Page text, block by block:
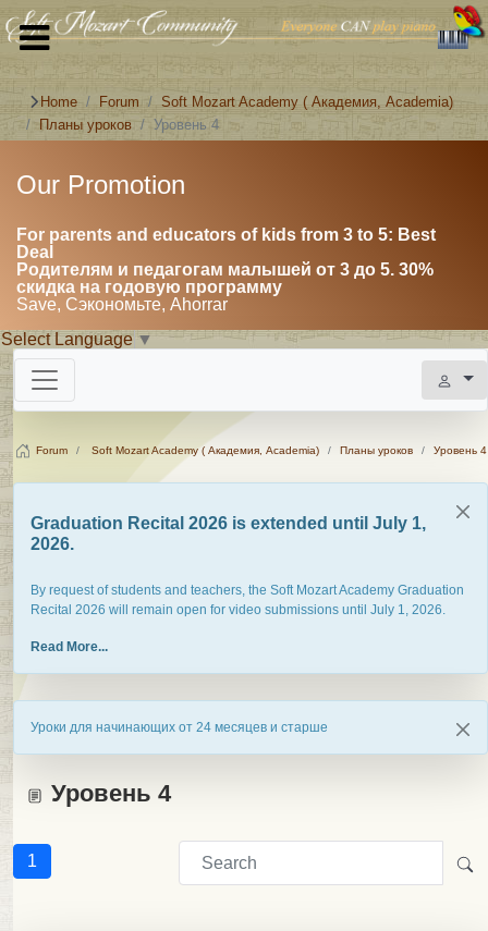
Home Forum
Soft Mozart Academy ( Академия, Academia)
Планы уроков
Уровень 4
Our Promotion
For parents and educators of kids from 3 to 5: Best
Deal
Родителям и педагогам малышей от 3 до 5. 30%
скидка на годовую программу
Save, Сэкономьте, Ahorrar
Select Language▼
Forum Soft Mozart Academy ( Академия, Academia) Планы уроков Уровень 4
Graduation Recital 2026 is extended until July 1,
2026.
By request of students and teachers, the Soft Mozart Academy Graduation
Recital 2026 will remain open for video submissions until July 1, 2026.
Read More...
Уроки для начинающих от 24 месяцев и старше
Уровень 4
1